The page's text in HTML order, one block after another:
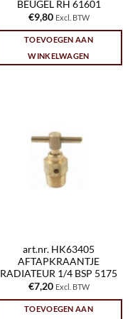
BEUGEL RH 61601
€9,80 Excl. BTW
TOEVOEGEN AAN
WINKELWAGEN
art.nr. HK63405
AFTAPKRAANTJE
RADIATEUR 1/4 BSP 5175
€7,20 Excl. BTW
TOEVOEGEN AAN